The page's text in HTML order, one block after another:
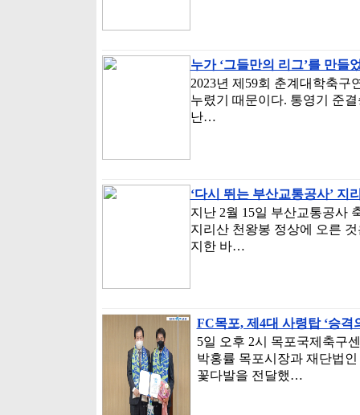
누가 ‘그들만의 리그’를 만들
2023년 제59회 춘계대학축
누렸기 때문이다. 통영기 준
난…
‘다시 뛰는 부산교통공사’
지난 2월 15일 부산교통공사
지리산 천왕봉 정상에 오른
지한 바…
FC목포, 제4대 사령탑 ‘승
5일 오후 2시 목포국제축구
박홍률 목포시장과 재단법
꽃다발을 전달했…